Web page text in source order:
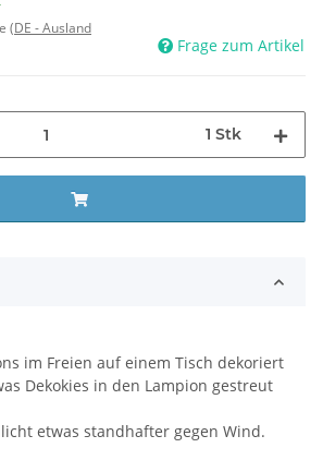
(DE - Ausland
Frage zum Artikel
1 Stk
im Freien auf einem Tisch dekoriert
Dekokies in den Lampion gestreut
etwas standhafter gegen Wind.